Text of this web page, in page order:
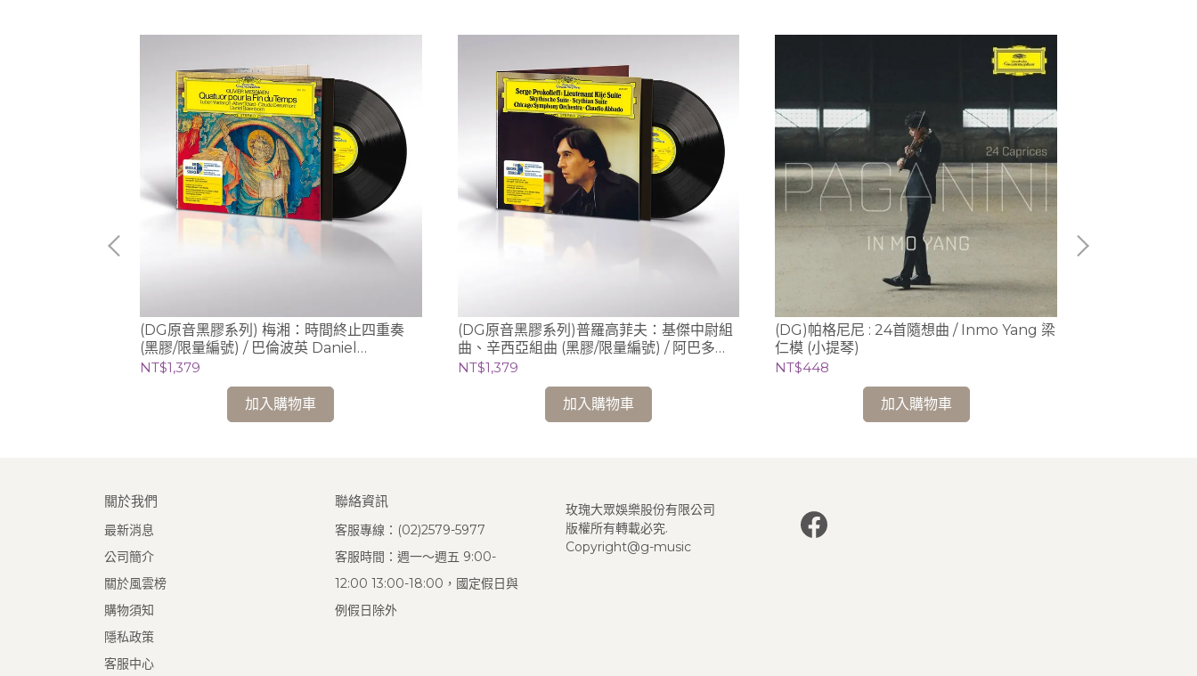
(DG原音黑膠系列) 梅湘：時間終止四重奏
(黑膠/限量編號) / 巴倫波英 Daniel
Barenboim (鋼琴)
NT$1,379
加入購物車
(DG原音黑膠系列)普羅高菲夫：基傑中尉組
曲、辛西亞組曲 (黑膠/限量編號) / 阿巴多
Claudio Abbado (指揮) 芝加哥交響樂團
NT$1,379
加入購物車
(DG)帕格尼尼 : 24首隨想曲 / Inmo Yang 梁
仁模 (小提琴)
NT$448
加入購物車
關於我們
最新消息
公司簡介
關於風雲榜
購物須知
隱私政策
客服中心
聯絡資訊
客服專線：(02)2579-5977
客服時間：週一～週五 9:00-
12:00 13:00-18:00，國定假日與
例假日除外
玫瑰大眾娛樂股份有限公司
版權所有轉載必究.
Copyright@g-music